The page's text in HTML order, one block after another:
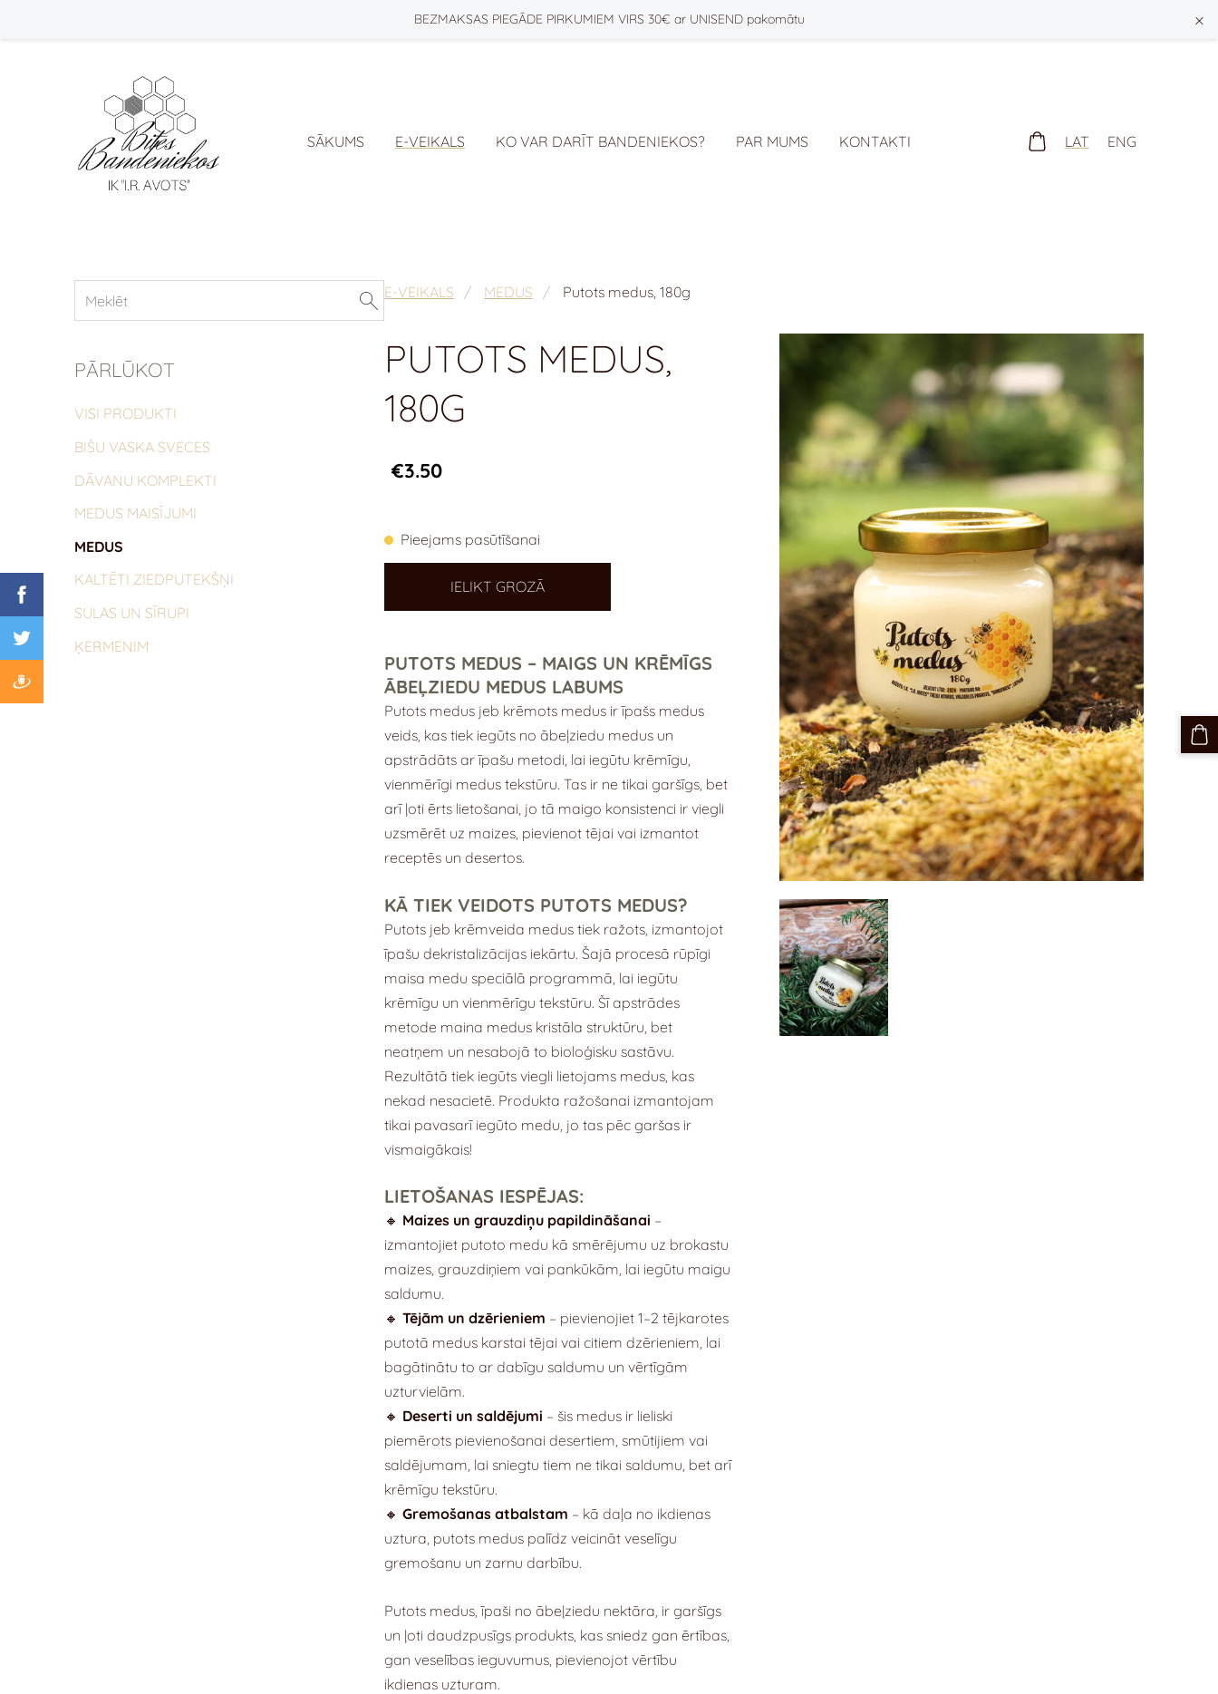
BEZMAKSAS PIEGĀDE PIRKUMIEM VIRS 30€ ar UNISEND pakomātu ×
SĀKUMS E-VEIKALS KO VAR DARĪT BANDENIEKOS? PAR MUMS KONTAKTI LAT ENG
PĀRLŪKOT
VISI PRODUKTI
BIŠU VASKA SVECES
DĀVANU KOMPLEKTI
MEDUS MAISĪJUMI
MEDUS
KALTĒTI ZIEDPUTEKŠŅI
SULAS UN SĪRUPI
ĶERMENIM
E-VEIKALS MEDUS Putots medus, 180g
PUTOTS MEDUS,
180G
€3.50
Pieejams pasūtīšanai
IELIKT GROZĀ
PUTOTS MEDUS – MAIGS UN KRĒMĪGS
ĀBEĻZIEDU MEDUS LABUMS
Putots medus jeb krēmots medus ir īpašs medus
veids, kas tiek iegūts no ābeļziedu medus un
apstrādāts ar īpašu metodi, lai iegūtu krēmīgu,
vienmērīgi medus tekstūru. Tas ir ne tikai garšīgs, bet
arī ļoti ērts lietošanai, jo tā maigo konsistenci ir viegli
uzsmērēt uz maizes, pievienot tējai vai izmantot
receptēs un desertos.
KĀ TIEK VEIDOTS PUTOTS MEDUS?
Putots jeb krēmveida medus tiek ražots, izmantojot
īpašu dekristalizācijas iekārtu. Šajā procesā rūpīgi
maisa medu speciālā programmā, lai iegūtu
krēmīgu un vienmērīgu tekstūru. Šī apstrādes
metode maina medus kristāla struktūru, bet
neatņem un nesabojā to bioloģisku sastāvu.
Rezultātā tiek iegūts viegli lietojams medus, kas
nekad nesacietē. Produkta ražošanai izmantojam
tikai pavasarī iegūto medu, jo tas pēc garšas ir
vismaigākais!
LIETOŠANAS IESPĒJAS:
🔸 Maizes un grauzdiņu papildināšanai –
izmantojiet putoto medu kā smērējumu uz brokastu
maizes, grauzdiņiem vai pankūkām, lai iegūtu maigu
saldumu.
🔸Tējām un dzērieniem – pievienojiet 1–2 tējkarotes
putotā medus karstai tējai vai citiem dzērieniem, lai
bagātinātu to ar dabīgu saldumu un vērtīgām
uzturvielām.
🔸 Deserti un saldējumi – šis medus ir lieliski
piemērots pievienošanai desertiem, smūtijiem vai
saldējumam, lai sniegtu tiem ne tikai saldumu, bet arī
krēmīgu tekstūru.
🔸Gremošanas atbalstam – kā daļa no ikdienas
uztura, putots medus palīdz veicināt veselīgu
gremošanu un zarnu darbību.
Putots medus, īpaši no ābeļziedu nektāra, ir garšīgs
un ļoti daudzpusīgs produkts, kas sniedz gan ērtības,
gan veselības ieguvumus, pievienojot vērtību
ikdienas uzturam.